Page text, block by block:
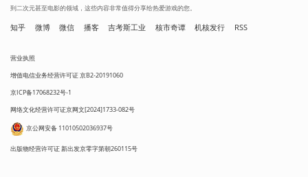
到二次元甚至电影的领域，这些内容非常值得分享给热爱游戏的您。
知乎 微博 微信 播客 吉考斯工业 核市奇谭 机核发行 RSS
营业执照
增值电信业务经营许可证 京B2-20191060
京ICP备17068232号-1
网络文化经营许可证京网文[2024]1733-082号
京公网安备 11010502036937号
出版物经营许可证 新出发京零字第朝260115号